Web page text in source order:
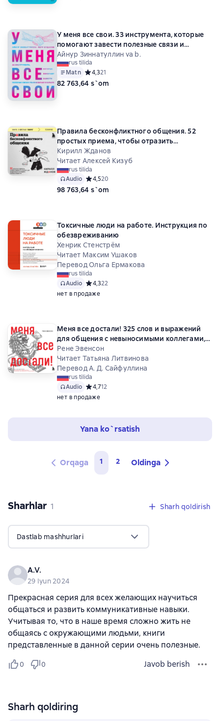
У меня все свои. 33 инструмента, которые
помогают завести полезные связи и
реализоваться в карьере
Айнур Зиннатуллин va b.
rus tilida
Matn Средний рейтинг 4,3 на основе 21 оценок
4,321
82 763,64 s`om
Правила бесконфликтного общения. 52
простых приема, чтобы отразить
словесную агрессию и наладить любое
общение
Кирилл Жданов
Читает Алексей Кизуб
rus tilida
Audio Средний рейтинг 4,5 на основе 20 оценок
4,520
98 763,64 s`om
Токсичные люди на работе. Инструкция по
обезвреживанию
Хенрик Стенстрём
Читает Максим Ушаков
Перевод Ольга Ермакова
rus tilida
Audio Средний рейтинг 4,3 на основе 22 оценок
4,322
нет в продаже
Меня все достали! 325 слов и выражений
для общения с невыносимыми коллегами,
сотрудниками и начальниками
Рене Эвенсон
Читает Татьяна Литвинова
Перевод А. Д. Сайфуллина
rus tilida
Audio Средний рейтинг 4,7 на основе 12 оценок
4,712
нет в продаже
Yana ko`rsatish
Orqaga 1 2 Oldinga
Sharhlar 1 sharh
1 Sharh qoldirish
Dastlab mashhurlari
A.V.
29 Iyun 2024
Прекрасная серия для всех желающих научиться
общаться и развить коммуникативные навыки.
Учитывая то, что в наше время сложно жить не
общаясь с окружающими людьми, книги
представленные в данной серии очень полезные.
0 0 Javob berish
Sharh qoldiring